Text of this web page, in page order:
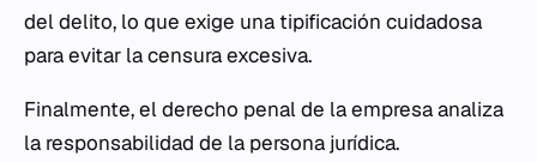
del delito, lo que exige una tipificación cuidadosa
para evitar la censura excesiva.
Finalmente, el derecho penal de la empresa analiza
la responsabilidad de la persona jurídica.